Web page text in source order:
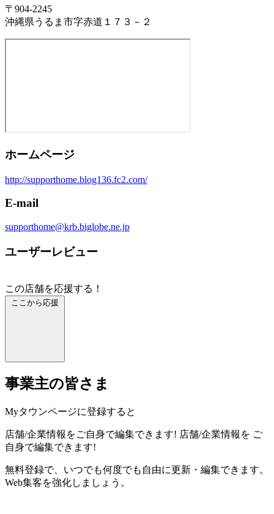
〒904-2245
沖縄県うるま市字赤道１７３－２
ホームページ
http://supporthome.blog136.fc2.com/
E-mail
supporthome@krb.biglobe.ne.jp
ユーザーレビュー
この店舗を応援する！
ここから応援
事業主の皆さま
Myタウンページに登録すると
店舗/企業情報をご自身で編集できます! 店舗/企業情報を ご
自身で編集できます!
無料登録で、いつでも何度でも自由に更新・編集できます。
Web集客を強化しましょう。